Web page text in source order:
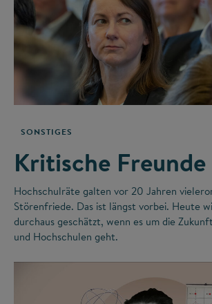
SONSTIGES
Kritische Freunde
Hochschulräte galten vor 20 Jahren
Störenfriede. Das ist längst vorbei. Heute
durchaus geschätzt, wenn es um die
und Hochschulen geht.